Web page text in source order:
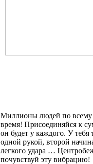
Миллионы людей по всему
время! Присоединяйся к
он будет у каждого. У
одной рукой, второй
легкого удара …
почувствуй эту вибрацию!